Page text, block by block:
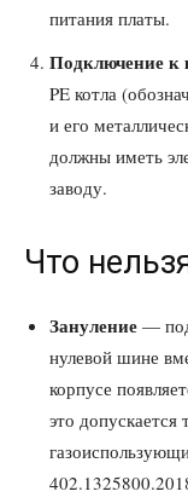
питания платы.
Подключение к
PE котла
и его
должны иметь
заводу.
Что
Зануление —
нулевой шине
корпусе
это